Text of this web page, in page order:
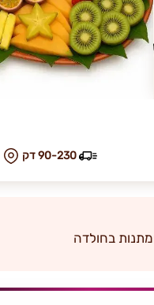
90-230 דק
בחולדה